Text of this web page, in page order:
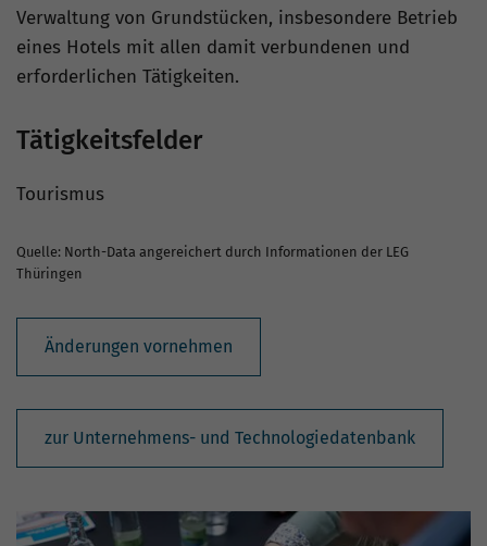
Verwaltung von Grundstücken, insbesondere Betrieb
eines Hotels mit allen damit verbundenen und
erforderlichen Tätigkeiten.
Tätigkeitsfelder
Tourismus
Quelle: North-Data angereichert durch Informationen der LEG
Thüringen
Änderungen vornehmen
zur Unternehmens- und Technologiedatenbank